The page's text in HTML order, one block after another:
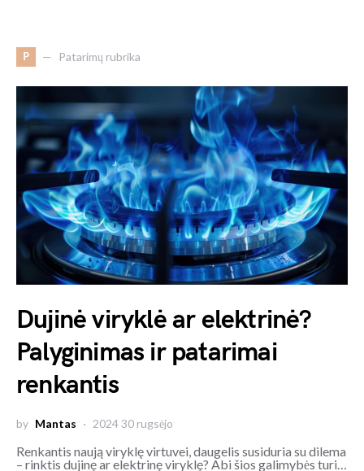
P Patarimų rubrika
Dujinė viryklė ar elektrinė?
Palyginimas ir patarimai
renkantis
by Mantas 2024 30 rugsėjo
Renkantis naują viryklę virtuvei, daugelis susiduria su dilema
– rinktis dujinę ar elektrinę viryklę? Abi šios galimybės turi…